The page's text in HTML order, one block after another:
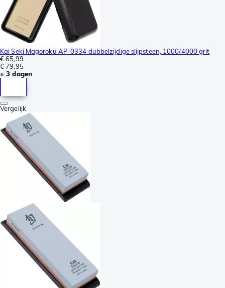
Kai Seki Magoroku AP-0334 dubbelzijdige slijpsteen, 1000/4000 grit
€ 65,99
€ 79,95
± 3 dagen
Vergelijk